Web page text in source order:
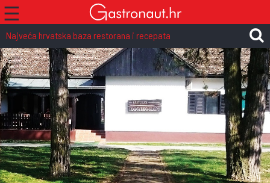
☰
Najveća hrvatska baza restorana i recepata